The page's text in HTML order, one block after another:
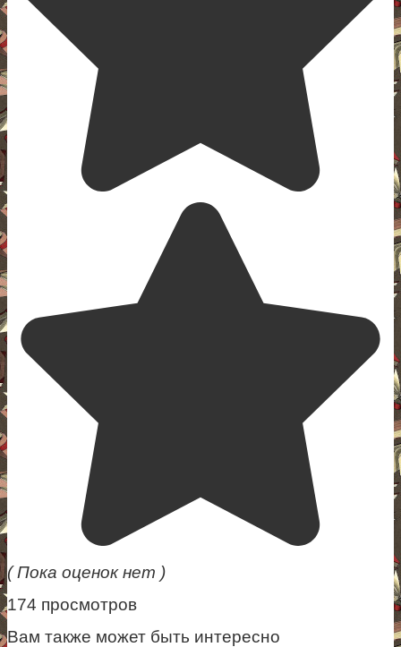
( Пока оценок нет )
174 просмотров
Вам также может быть интересно